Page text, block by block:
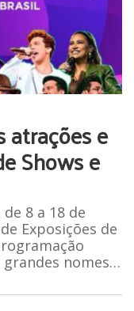
atrações e
Shows e
8 a 18 de
Exposições de
nomes…